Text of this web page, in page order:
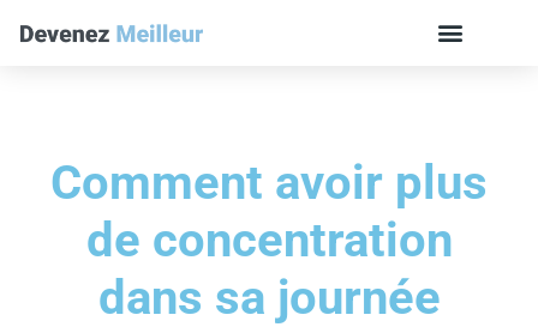
Comment avoir plus
de concentration
dans sa journée